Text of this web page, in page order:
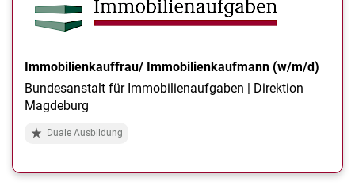
Immobilienkauffrau/ Immobilienkaufmann (w/m/d)
Bundesanstalt für Immobilienaufgaben | Direktion
Magdeburg
Duale Ausbildung